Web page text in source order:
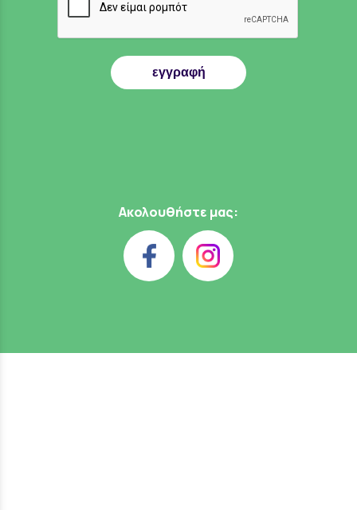
εγγραφή
Ακολουθήστε μας: